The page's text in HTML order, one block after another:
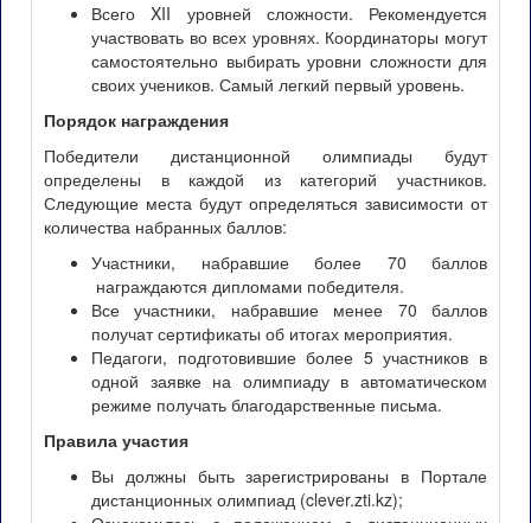
Всего XII уровней сложности. Рекомендуется
участвовать во всех уровнях. Координаторы могут
самостоятельно выбирать уровни сложности для
своих учеников. Самый легкий первый уровень.
Порядок награждения
Победители дистанционной олимпиады будут
определены в каждой из категорий участников.
Следующие места будут определяться зависимости от
количества набранных баллов:
Участники, набравшие более 70 баллов
награждаются дипломами победителя.
Все участники, набравшие менее 70 баллов
получат сертификаты об итогах мероприятия.
Педагоги, подготовившие более 5 участников в
одной заявке на олимпиаду в автоматическом
режиме получать благодарственные письма.
Правила участия
Вы должны быть зарегистрированы в Портале
дистанционных олимпиад (clever.zti.kz);